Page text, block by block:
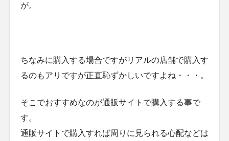
が。
ちなみに購入する場合ですがリアルの店舗で購入す
るのもアリですが正直恥ずかしいですよね・・・。
そこでおすすめなのが通販サイトで購入する事で
す。
通販サイトで購入すれば周りに見られる心配などは